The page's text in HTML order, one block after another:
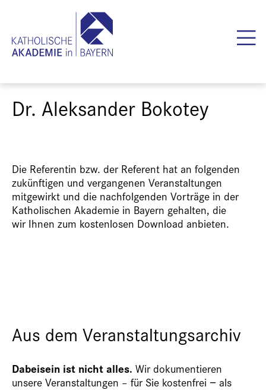
Dr. Aleksander Bokotey
Die Referentin bzw. der Referent hat an folgenden
zukünftigen und vergangenen Veranstaltungen
mitgewirkt und die nachfolgenden Vorträge in der
Katholischen Akademie in Bayern gehalten, die
wir Ihnen zum kostenlosen Download anbieten.
Aus dem Veranstaltungsarchiv
Dabeisein ist nicht alles. Wir dokumentieren
unsere Veranstaltungen – für Sie kostenfrei − als